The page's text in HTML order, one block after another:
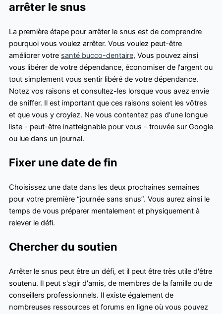
arrêter le snus
La première étape pour arrêter le snus est de comprendre
pourquoi vous voulez arrêter. Vous voulez peut-être
améliorer votre santé bucco-dentaire, Vous pouvez ainsi
vous libérer de votre dépendance, économiser de l'argent ou
tout simplement vous sentir libéré de votre dépendance.
Notez vos raisons et consultez-les lorsque vous avez envie
de sniffer. Il est important que ces raisons soient les vôtres
et que vous y croyiez. Ne vous contentez pas d'une longue
liste - peut-être inatteignable pour vous - trouvée sur Google
ou lue dans un journal.
Fixer une date de fin
Choisissez une date dans les deux prochaines semaines
pour votre première “journée sans snus”. Vous aurez ainsi le
temps de vous préparer mentalement et physiquement à
relever le défi.
Chercher du soutien
Arrêter le snus peut être un défi, et il peut être très utile d'être
soutenu. Il peut s'agir d'amis, de membres de la famille ou de
conseillers professionnels. Il existe également de
nombreuses ressources et forums en ligne où vous pouvez